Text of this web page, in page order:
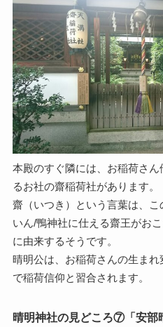
本殿のすぐ隣には、お稲荷さ
るお社の齋稲荷社があります。
齋（いつき）という言葉は、
いん/鴨神社に仕える齋王がお
に由来するそうです。
晴明公は、お稲荷さんの生ま
で稲荷信仰と習合されます。
晴明神社の見どころ⑦「安部